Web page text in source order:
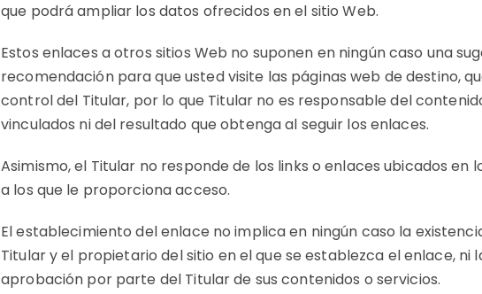
que podrá ampliar los datos ofrecidos en el sitio Web.
Estos enlaces a otros sitios Web no suponen en ningún caso una
recomendación para que usted visite las páginas web de destino,
control del Titular, por lo que Titular no es responsable del
vinculados ni del resultado que obtenga al seguir los enlaces.
Asimismo, el Titular no responde de los links o enlaces ubicados en
a los que le proporciona acceso.
El establecimiento del enlace no implica en ningún caso la
Titular y el propietario del sitio en el que se establezca el enlace, ni
aprobación por parte del Titular de sus contenidos o servicios.